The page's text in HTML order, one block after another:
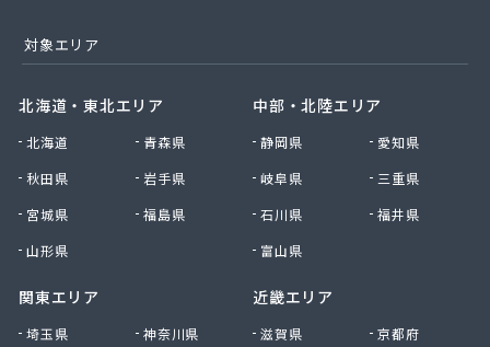
仙台アイ・リビング株式会社
仙台エネルギーサービス株式会社
仙台ガス株式会社
仙台プロパン株式会社
仙台農業協同組合ガス供給センター
千葉商店
川村商店
ス課
曽波の神屋
対象エリア
北海道・東北エリア
北海道
青森県
秋田県
岩手県
宮城県
福島県
山形県
関東エリア
埼玉県
神奈川県
中部・北陸エリア
静岡県
愛知県
岐阜県
三重県
石川県
福井県
富山県
近畿エリア
滋賀県
京都府